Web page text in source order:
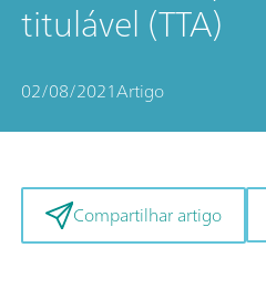
titulável (TTA)
02/08/2021Artigo
Compartilhar artigo